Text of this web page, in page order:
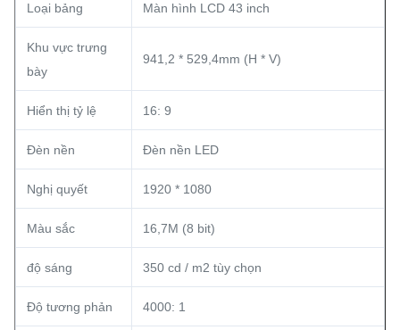
Loại bảng Màn hình LCD 43 inch
Khu vực trưng
bày
941,2 * 529,4mm (H * V)
Hiển thị tỷ lệ 16: 9
Đèn nền Đèn nền LED
Nghị quyết 1920 * 1080
Màu sắc 16,7M (8 bit)
độ sáng 350 cd / m2 tùy chọn
Độ tương phản 4000: 1